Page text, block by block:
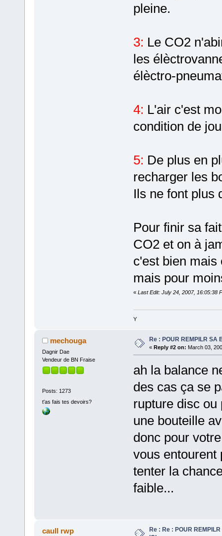
pleine.
3: Le CO2
les
élèctro-
4: L'air c'est
condition de
5: De plus en
recharger les
Ils ne font plus
Pour finir sa
CO2 et on à
c'est bien mais
mais pour
« Last Edit: July 24, 2007, 16:05:38
Y
mechouga
Dagnir Dae
Vendeur de BN Fraise
Posts: 1273
t'as fais tes devoirs?
Re : POUR REMPILR SA
« Reply #2 on: March 03,
ah la balance
des cas ça se
rupture disc ou
une bouteille
donc pour
vous entourent
tenter la
faible...
caull rwp
Re : Re : POUR